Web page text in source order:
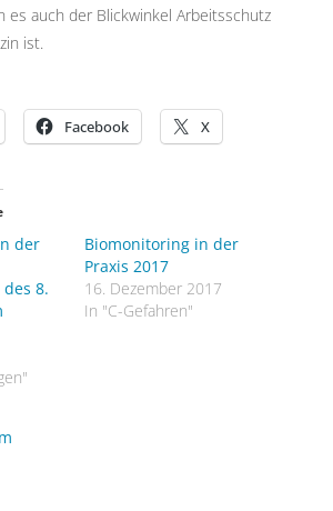
es auch der Blickwinkel Arbeitsschutz
ist.
Facebook X
der
8.
Biomonitoring in der
Praxis 2017
16. Dezember 2017
In "C-Gefahren"